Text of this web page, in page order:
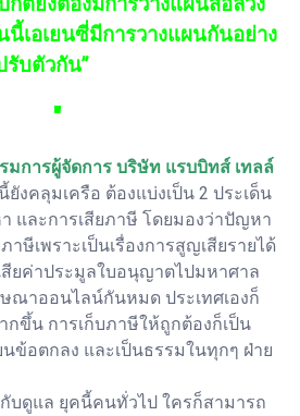
นี้เอเยนซี่มีการวางแผนกันอย่าง
บตัวกัน”
"
มการผู้จัดการ บริษัท แรบบิทส์ เทลล์
ยังคลุมเครือ ต้องแบ่งเป็น 2 ประเด็น
และการเสียภาษี โดยมองว่าปัญหา
าษีเพราะเป็นเรื่องการสูญเสียรายได้
สียค่าประมูลใบอนุญาตไปมหาศาล
ณาออนไลน์กันหมด ประเทศเองก็
กขึ้น การเก็บภาษีให้ถูกต้องก็เป็น
ข้อตกลง และเป็นธรรมในทุกๆ ฝ่าย
บดูแล ยุคนี้คนทั่วไป ใครก็สามารถ